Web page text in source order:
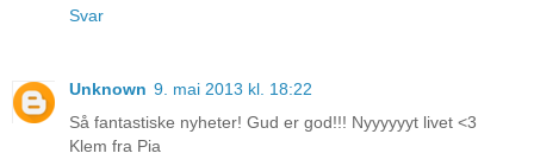
Svar
Unknown 9. mai 2013 kl. 18:22
Så fantastiske nyheter! Gud er god!!! Nyyyyyyt livet <3
Klem fra Pia